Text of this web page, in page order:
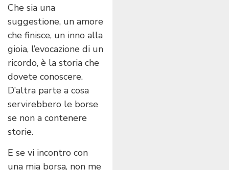
Che sia una
suggestione, un amore
che finisce, un inno alla
gioia, l’evocazione di un
ricordo, è la storia che
dovete conoscere.
D’altra parte a cosa
servirebbero le borse
se non a contenere
storie.
E se vi incontro con
una mia borsa, non me